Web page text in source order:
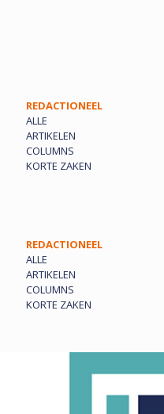
REDACTIONEEL
ALLE
ARTIKELEN
COLUMNS
KORTE ZAKEN
REDACTIONEEL
ALLE
ARTIKELEN
COLUMNS
KORTE ZAKEN